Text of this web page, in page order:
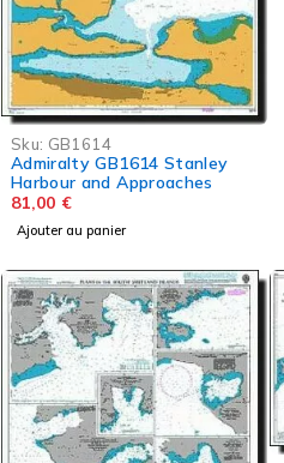
Sku: GB1614
Admiralty GB1614 Stanley
Harbour and Approaches
81,00 €
Ajouter au panier